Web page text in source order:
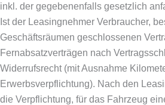
inkl. der gegebenenfalls gesetzlich
Ist der Leasingnehmer Verbraucher,
Geschäftsräumen geschlossenen
Fernabsatzverträgen nach
Widerrufsrecht (mit Ausnahme
Erwerbsverpflichtung). Nach den
die Verpflichtung, für das Fahrzeug